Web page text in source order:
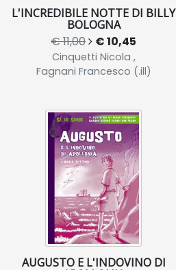
L'INCREDIBILE NOTTE DI BILLY
BOLOGNA
€ 11,00 € 10,45
Cinquetti Nicola ,
Fagnani Francesco (.ill)
AUGUSTO E L'INDOVINO DI